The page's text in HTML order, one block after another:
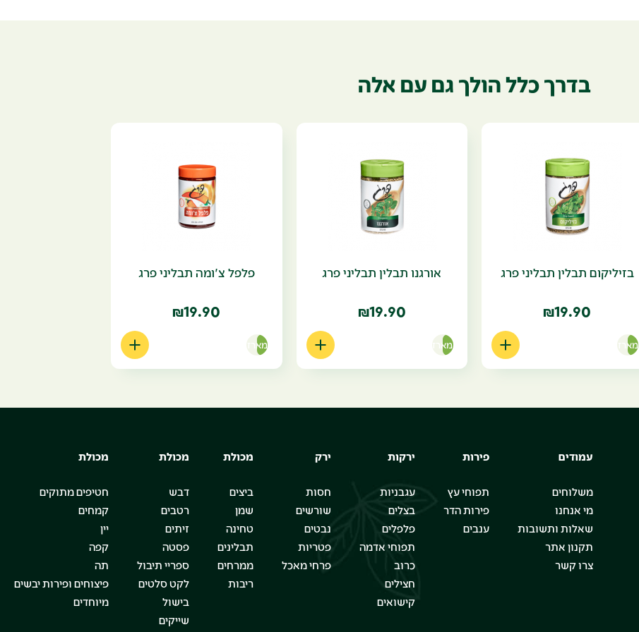
בדרך כלל הולך גם עם אלה
בזיליקום תבלין תבליני פרג
₪19.90
מארז
אורגנו תבלין תבליני פרג
₪19.90
מארז
פלפל צ'ומה תבליני פרג
₪19.90
מארז
עמודים
משלוחים
מי אנחנו
שאלות ותשובות
תקנון אתר
צרו קשר
פירות
תפוחי עץ
פירות הדר
ענבים
ירקות
עגבניות
בצלים
פלפלים
תפוחי אדמה
כרוב
חצילים
קישואים
ירק
חסות
שורשים
נבטים
פטריות
פרחי מאכל
מכולת
ביצים
שמן
טחינה
תבלינים
ממרחים
ריבות
מכולת
דבש
רטבים
זיתים
פסטה
ספריי תיבול
לקט סלטים
בישול
שייקים
מכולת
חטיפים מתוקים
קמחים
יין
קפה
תה
פיצוחים ופירות יבשים
מיוחדים